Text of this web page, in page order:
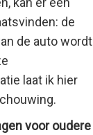
de
de auto wordt
laat ik hier
voor oudere